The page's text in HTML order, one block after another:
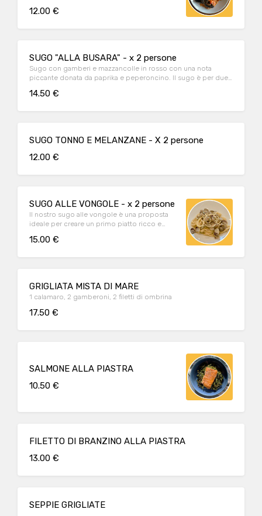
porzioni.
12.00 €
SUGO "ALLA BUSARA" - x 2 persone
Sugo con gamberi e mazzancolle in rosso con una nota
piccante donata da paprika e peperoncino. Il sugo è per due
14.50 €
SUGO TONNO E MELANZANE - X 2 persone
12.00 €
SUGO ALLE VONGOLE - x 2 persone
Il nostro sugo alle vongole è una proposta
ideale per creare un primo piatto ricco e
15.00 €
GRIGLIATA MISTA DI MARE
1 calamaro, 2 gamberoni, 2 filetti di ombrina
17.50 €
SALMONE ALLA PIASTRA
10.50 €
FILETTO DI BRANZINO ALLA PIASTRA
13.00 €
SEPPIE GRIGLIATE